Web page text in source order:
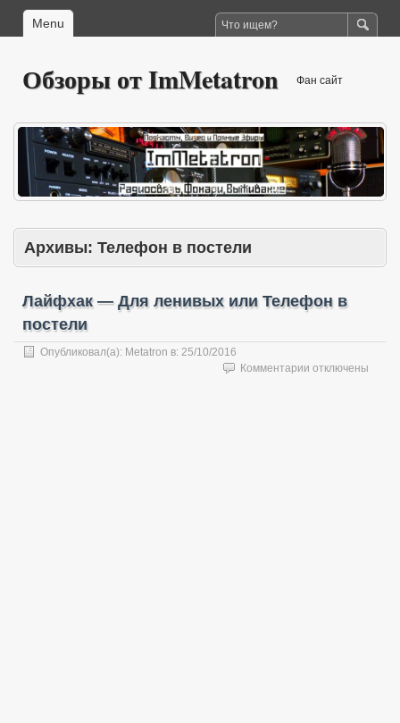
Menu
Обзоры от ImMetatron Фан сайт
Архивы: Телефон в постели
Лайфхак — Для ленивых или Телефон в
постели
Опубликовал(а): Metatron в: 25/10/2016
Комментарии котключены